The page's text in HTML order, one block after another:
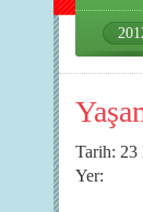
Tarih: 23
Yer: